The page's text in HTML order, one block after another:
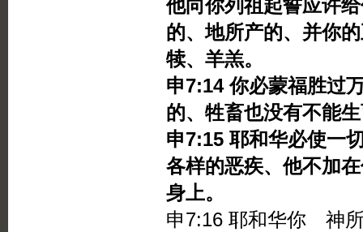
他向你列祖起誓应许
的、地所产的、并你
犊、羊羔。
申7:14 你必蒙福胜过
的、牲畜也没有不能
申7:15 耶和华必使一
各样的恶疾、他不加
身上。
申7:16 耶和华你 神